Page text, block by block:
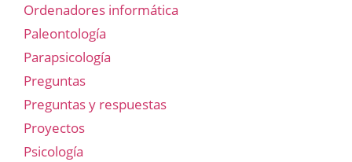
Ordenadores informática
Paleontología
Parapsicología
Preguntas
Preguntas y respuestas
Proyectos
Psicología